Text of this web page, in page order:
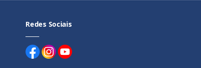
Redes Sociais